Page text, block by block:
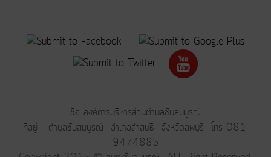
ชื่อ องค์การบริหารส่วนตำบลซับสมบูรณ์
ที่อยู่ ตำบลซับสมบูรณ์ อำเภอลำสนธิ จังหวัดลพบุรี โทร 081-
9474885